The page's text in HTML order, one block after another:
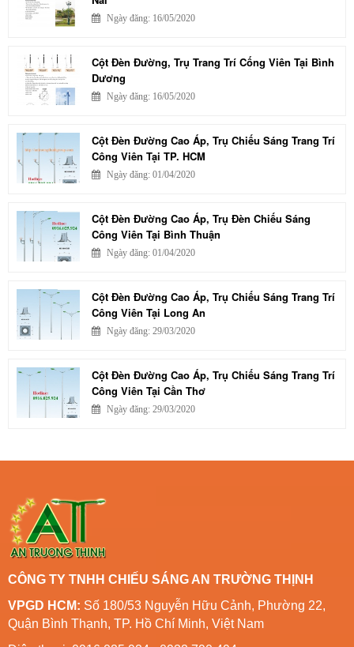
Ngày đăng: 16/05/2020
Cột Đèn Đường, Trụ Trang Trí Cống Viên Tại Bình
Dương
Ngày đăng: 16/05/2020
Cột Đèn Đường Cao Áp, Trụ Chiếu Sáng Trang Trí
Công Viên Tại TP. HCM
Ngày đăng: 01/04/2020
Cột Đèn Đường Cao Áp, Trụ Đèn Chiếu Sáng
Công Viên Tại Bình Thuận
Ngày đăng: 01/04/2020
Cột Đèn Đường Cao Áp, Trụ Chiếu Sáng Trang Trí
Công Viên Tại Long An
Ngày đăng: 29/03/2020
Cột Đèn Đường Cao Áp, Trụ Chiếu Sáng Trang Trí
Công Viên Tại Cần Thơ
Ngày đăng: 29/03/2020
CÔNG TY TNHH CHIẾU SÁNG AN TRƯỜNG THỊNH
VPGD HCM: Số 180/53 Nguyễn Hữu Cảnh, Phường 22,
Quận Bình Thạnh, TP. Hồ Chí Minh, Việt Nam